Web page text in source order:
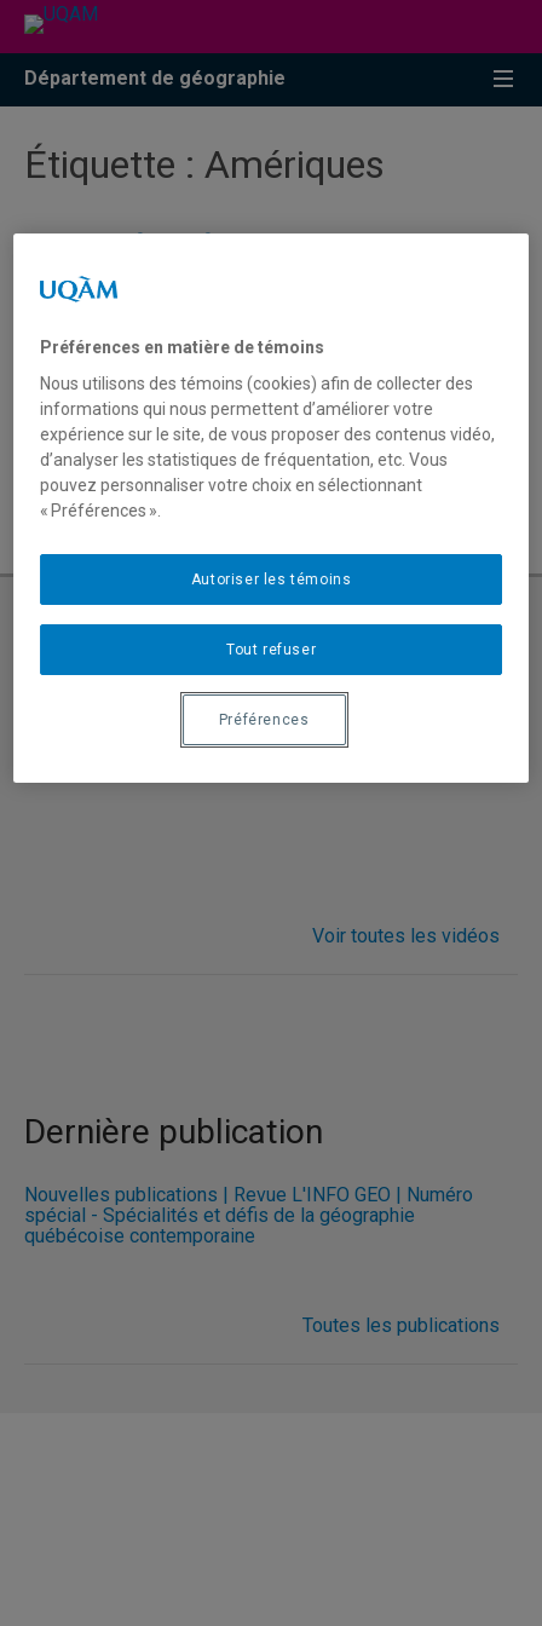
Accéder
recherche
Accéder
menu
pricipal
Accéder
zone
Département de géographie
Étiquette : Amériques
humaine, culturelle et féministe |
A-4180
TaggedAmériques,Féminisme,Géographie,Géographie
culturelle,Géographie humaine
Demande d’admission
Voir toutes les vidéos
Dernière publication
Nouvelles publications | Revue L'INFO GÉO | Numéro
spécial - Spécialités et défis de la géographie
québécoise contemporaine
Toutes les publications
Préférences en matière de témoins
Nous utilisons des témoins (cookies) afin de collecter des
informations qui nous permettent d’améliorer votre
expérience sur le site, de vous proposer des contenus vidéo,
d’analyser les statistiques de fréquentation, etc. Vous
pouvez personnaliser votre choix en sélectionnant
« Préférences ».
Tout refuser
Autoriser les témoins
Préférences